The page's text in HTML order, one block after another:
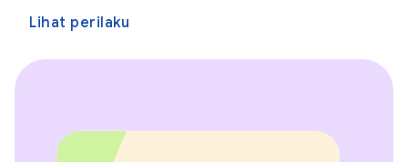
Lihat perilaku